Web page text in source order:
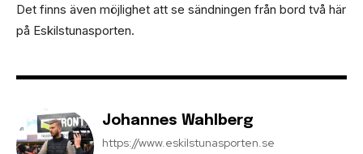
Det finns även möjlighet att se sändningen från bord två här
på Eskilstunasporten.
Johannes Wahlberg
https://www.eskilstunasporten.se